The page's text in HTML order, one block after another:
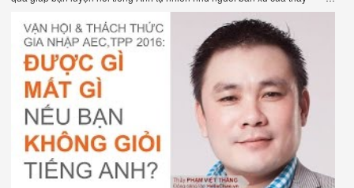
Phạm Việt Thắng, đồng sáng lập HelloChao.vn - Chương trình dạy tiếng
Anh trực tuyến chặt chẽ nhất thế giới.